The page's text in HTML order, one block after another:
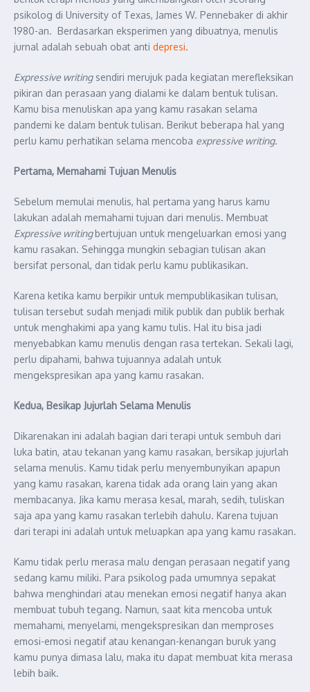
psikolog di University of Texas, James W. Pennebaker di akhir
1980-an. Berdasarkan eksperimen yang dibuatnya, menulis
jurnal adalah sebuah obat anti depresi.
Expressive writingsendiri merujuk pada kegiatan merefleksikan
pikiran dan perasaan yang dialami ke dalam bentuk tulisan.
Kamu bisa menuliskan apa yang kamu rasakan selama
pandemi ke dalam bentuk tulisan. Berikut beberapa hal yang
perlu kamu perhatikan selama mencoba expressive writing.
Pertama, Memahami Tujuan Menulis
Sebelum memulai menulis, hal pertama yang harus kamu
lakukan adalah memahami tujuan dari menulis. Membuat
Expressive writingbertujuan untuk mengeluarkan emosi yang
kamu rasakan. Sehingga mungkin sebagian tulisan akan
bersifat personal, dan tidak perlu kamu publikasikan.
Karena ketika kamu berpikir untuk mempublikasikan tulisan,
tulisan tersebut sudah menjadi milik publik dan publik berhak
untuk menghakimi apa yang kamu tulis. Hal itu bisa jadi
menyebabkan kamu menulis dengan rasa tertekan. Sekali lagi,
perlu dipahami, bahwa tujuannya adalah untuk
mengekspresikan apa yang kamu rasakan.
Kedua, Besikap Jujurlah Selama Menulis
Dikarenakan ini adalah bagian dari terapi untuk sembuh dari
luka batin, atau tekanan yang kamu rasakan, bersikap jujurlah
selama menulis. Kamu tidak perlu menyembunyikan apapun
yang kamu rasakan, karena tidak ada orang lain yang akan
membacanya. Jika kamu merasa kesal, marah, sedih, tuliskan
saja apa yang kamu rasakan terlebih dahulu. Karena tujuan
dari terapi ini adalah untuk meluapkan apa yang kamu rasakan.
Kamu tidak perlu merasa malu dengan perasaan negatif yang
sedang kamu miliki. Para psikolog pada umumnya sepakat
bahwa menghindari atau menekan emosi negatif hanya akan
membuat tubuh tegang. Namun, saat kita mencoba untuk
memahami, menyelami, mengekspresikan dan memproses
emosi-emosi negatif atau kenangan-kenangan buruk yang
kamu punya dimasa lalu, maka itu dapat membuat kita merasa
lebih baik.